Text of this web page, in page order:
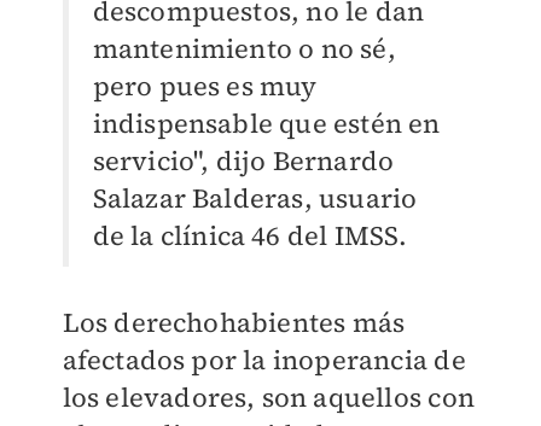
descompuestos, no le dan
mantenimiento o no sé,
pero pues es muy
indispensable que estén en
servicio", dijo Bernardo
Salazar Balderas, usuario
de la clínica 46 del IMSS.
Los derechohabientes más
afectados por la inoperancia de
los elevadores, son aquellos con